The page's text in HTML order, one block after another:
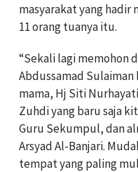
masyarakat yang
11 orang tuanya itu.
“Sekali lagi memohon
Abdussamad
mama, Hj Siti
Zuhdi yang baru saja
Guru Sekumpul, dan
Arsyad Al-Banjari.
tempat yang paling